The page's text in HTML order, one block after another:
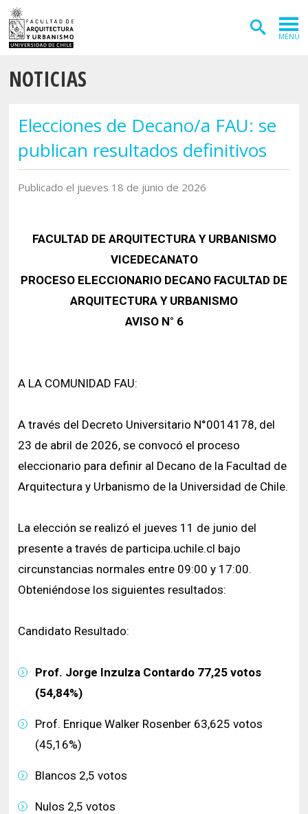
MENÚ
POSTGRADOS
EXTENSIÓN
Arquitectura
Diseño
Geografía
INSTITUTOS
Vivienda
Historia y Patrimonio
FACULTAD
NOTICIAS
Elecciones de Decano/a FAU: se
publican resultados definitivos
Publicado el jueves 18 de junio de 2026
FACULTAD DE ARQUITECTURA Y URBANISMO
VICEDECANATO
PROCESO ELECCIONARIO DECANO FACULTAD DE
ARQUITECTURA Y URBANISMO
AVISO N° 6
A LA COMUNIDAD FAU:
A través del Decreto Universitario N°0014178, del
23 de abril de 2026, se convocó el proceso
eleccionario para definir al Decano de la Facultad de
Arquitectura y Urbanismo de la Universidad de Chile.
La elección se realizó el jueves 11 de junio del
presente a través de participa.uchile.cl bajo
circunstancias normales entre 09:00 y 17:00.
Obteniéndose los siguientes resultados:
Candidato Resultado:
Prof. Jorge Inzulza Contardo 77,25 votos
(54,84%)
Prof. Enrique Walker Rosenber 63,625 votos
(45,16%)
Blancos 2,5 votos
Nulos 2,5 votos